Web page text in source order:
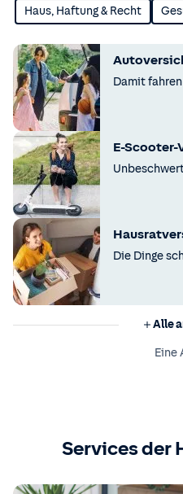
Haus, Haftung & Recht
Damit
E-Scooter-
Die Dinge
Alle
Eine
Services der